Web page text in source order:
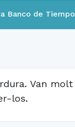
Banco de Tiempo
Van molt
los.